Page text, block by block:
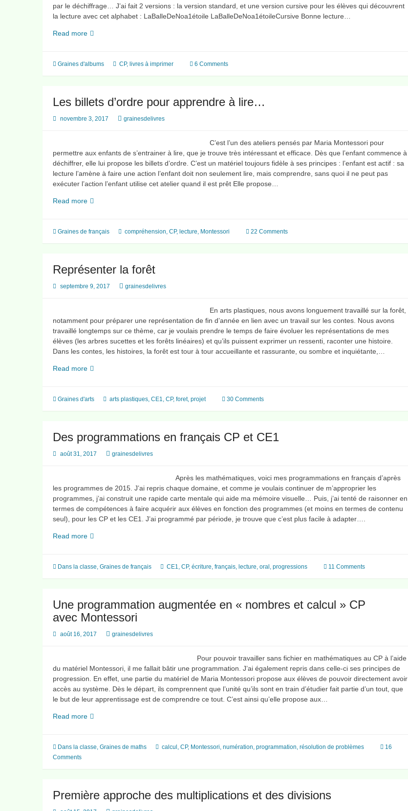
par le déchiffrage… J’ai fait 2 versions : la version standard, et une version cursive pour les élèves qui découvrent
la lecture avec cet alphabet : LaBalleDeNoa1étoile LaBalleDeNoa1étoileCursive Bonne lecture…
Read moreLa
Noa
Graines d'albums CP, livres à imprimer 6 Comments
Les billets d’ordre pour apprendre à lire…
novembre 3, 2017 grainesdelivres
C’est l’un des ateliers pensés par Maria Montessori pour
permettre aux enfants de s’entrainer à lire, que je trouve très intéressant et efficace. Dès que l’enfant commence à
déchiffrer, elle lui propose les billets d’ordre. C’est un matériel toujours fidèle à ses principes : l’enfant est actif : sa
lecture l’amène à faire une action l’enfant doit non seulement lire, mais comprendre, sans quoi il ne peut pas
exécuter l’action l’enfant utilise cet atelier quand il est prêt Elle propose…
Read moreLes
pour
Graines de français compréhension, CP, lecture, Montessori 22 Comments
Représenter la forêt
septembre 9, 2017 grainesdelivres
En arts plastiques, nous avons longuement travaillé sur la forêt,
notamment pour préparer une représentation de fin d’année en lien avec un travail sur les contes. Nous avons
travaillé longtemps sur ce thème, car je voulais prendre le temps de faire évoluer les représentations de mes
élèves (les arbres sucettes et les forêts linéaires) et qu’ils puissent exprimer un ressenti, raconter une histoire.
Dans les contes, les histoires, la forêt est tour à tour accueillante et rassurante, ou sombre et inquiétante,…
Read moreReprésenter
Graines d'arts arts plastiques, CE1, CP, foret, projet 30 Comments
Des programmations en français CP et CE1
août 31, 2017 grainesdelivres
Après les mathématiques, voici mes programmations en français d’après
les programmes de 2015. J’ai repris chaque domaine, et comme je voulais continuer de m’approprier les
programmes, j’ai construit une rapide carte mentale qui aide ma mémoire visuelle… Puis, j’ai tenté de raisonner en
termes de compétences à faire acquérir aux élèves en fonction des programmes (et moins en termes de contenu
seul), pour les CP et les CE1. J’ai programmé par période, je trouve que c’est plus facile à adapter….
Read moreDes
français
Dans la classe, Graines de français CE1, CP, écriture, français, lecture, oral, progressions 11 Comments
Une programmation augmentée en « nombres et calcul » CP
avec Montessori
août 16, 2017 grainesdelivres
Pour pouvoir travailler sans fichier en mathématiques au CP à l’aide
du matériel Montessori, il me fallait bâtir une programmation. J’ai également repris dans celle-ci ses principes de
progression. En effet, une partie du matériel de Maria Montessori propose aux élèves de pouvoir directement avoir
accès au système. Dès le départ, ils comprennent que l’unité qu’ils sont en train d’étudier fait partie d’un tout, que
le but de leur apprentissage est de comprendre ce tout. C’est ainsi qu’elle propose aux…
Read moreUne
en
avec
Montessori
Dans la classe, Graines de maths calcul, CP, Montessori, numération, programmation, résolution de problèmes
16
Comments
Première approche des multiplications et des divisions